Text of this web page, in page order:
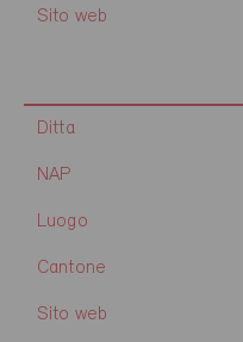
Sito web
Ditta
NAP
Luogo
Cantone
Sito web